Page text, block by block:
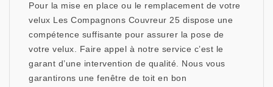
Pour la mise en place ou le remplacement de votre
velux Les Compagnons Couvreur 25 dispose une
compétence suffisante pour assurer la pose de
votre velux. Faire appel à notre service c’est le
garant d’une intervention de qualité. Nous vous
garantirons une fenêtre de toit en bon